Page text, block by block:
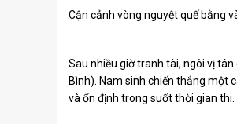
Cận cảnh vòng nguyệt quế bằng
Sau nhiều giờ tranh tài, ngôi vị
Bình). Nam sinh chiến thắng một
và ổn định trong suốt thời gian thi.